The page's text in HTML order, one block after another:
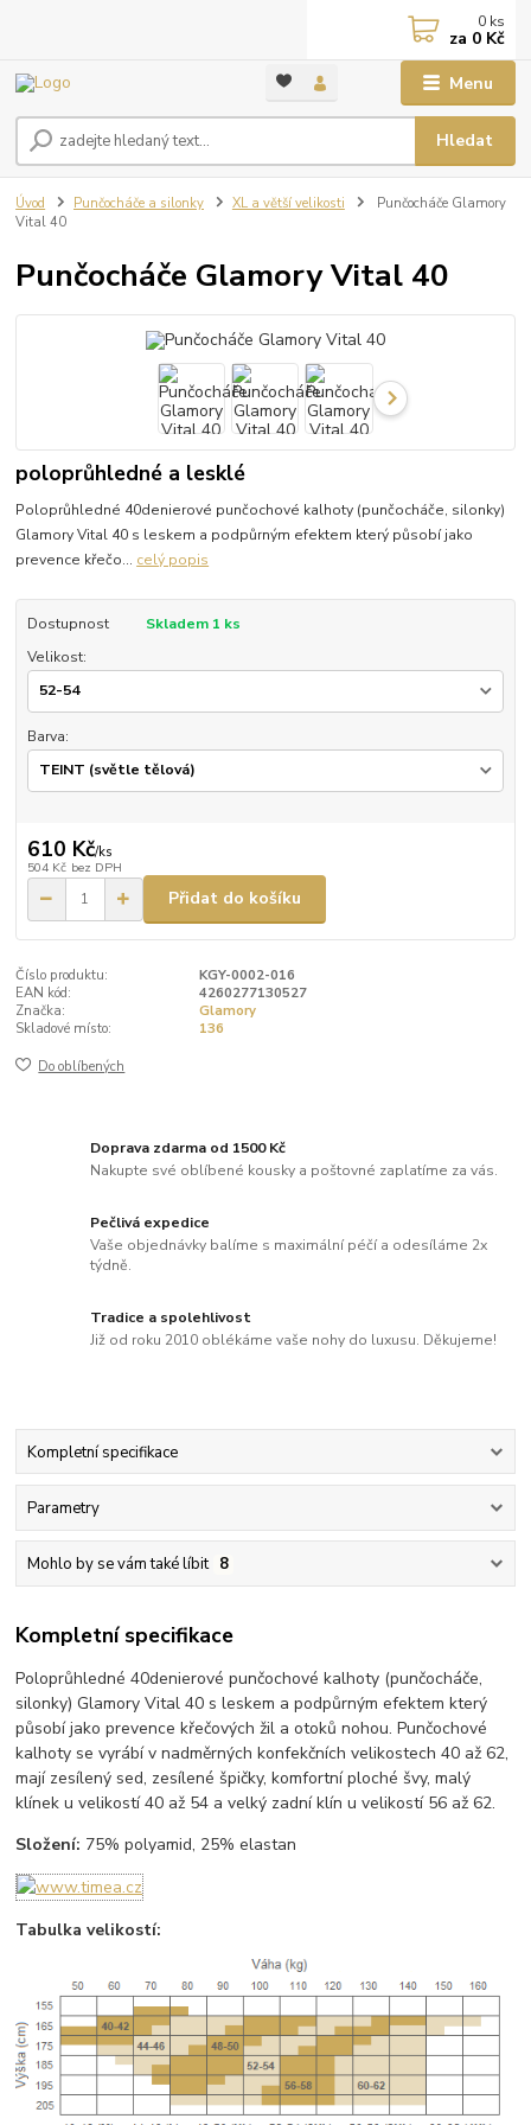
Menu
Hledat
0 ks
za 0 Kč
Úvod Punčocháče a silonky XL a větší velikosti
Punčocháče Glamory
Vital 40
Punčocháče Glamory Vital 40
poloprůhledné a lesklé
Poloprůhledné 40denierové punčochové kalhoty (punčocháče, silonky)
Glamory Vital 40 s leskem a podpůrným efektem který působí jako
prevence křečo... celý popis
Dostupnost
Skladem 1 ks
Velikost:
Barva:
610 Kč/ks
504 Kč bez DPH
Přidat do košíku
Číslo produktu:
KGY-0002-016
EAN kód:
4260277130527
Značka:
Glamory
Skladové místo:
136
Do oblíbených
Doprava zdarma od 1500 Kč
Nakupte své oblíbené kousky a poštovné zaplatíme za vás.
Pečlivá expedice
Vaše objednávky balíme s maximální péčí a odesíláme 2x
týdně.
Tradice a spolehlivost
Již od roku 2010 oblékáme vaše nohy do luxusu. Děkujeme!
Kompletní specifikace
Parametry
Mohlo by se vám také líbit 8
Kompletní specifikace
Poloprůhledné 40denierové punčochové kalhoty (punčocháče,
silonky) Glamory Vital 40 s leskem a podpůrným efektem který
působí jako prevence křečových žil a otoků nohou. Punčochové
kalhoty se vyrábí v nadměrných konfekčních velikostech 40 až 62,
mají zesílený sed, zesílené špičky, komfortní ploché švy, malý
klínek u velikostí 40 až 54 a velký zadní klín u velikostí 56 až 62.
Složení: 75% polyamid, 25% elastan
Tabulka velikostí: